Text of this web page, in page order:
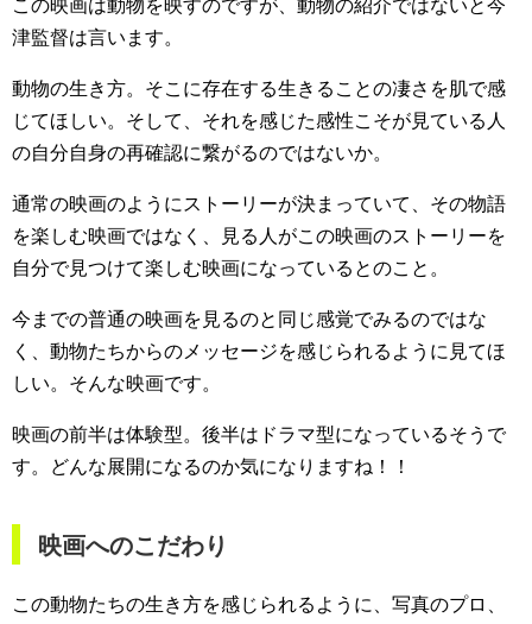
この映画は動物を映すのですが、動物の紹介ではないと今
津監督は言います。
動物の生き方。そこに存在する生きることの凄さを肌で感
じてほしい。そして、それを感じた感性こそが見ている人
の自分自身の再確認に繋がるのではないか。
通常の映画のようにストーリーが決まっていて、その物語
を楽しむ映画ではなく、見る人がこの映画のストーリーを
自分で見つけて楽しむ映画になっているとのこと。
今までの普通の映画を見るのと同じ感覚でみるのではな
く、動物たちからのメッセージを感じられるように見てほ
しい。そんな映画です。
映画の前半は体験型。後半はドラマ型になっているそうで
す。どんな展開になるのか気になりますね！！
映画へのこだわり
この動物たちの生き方を感じられるように、写真のプロ、